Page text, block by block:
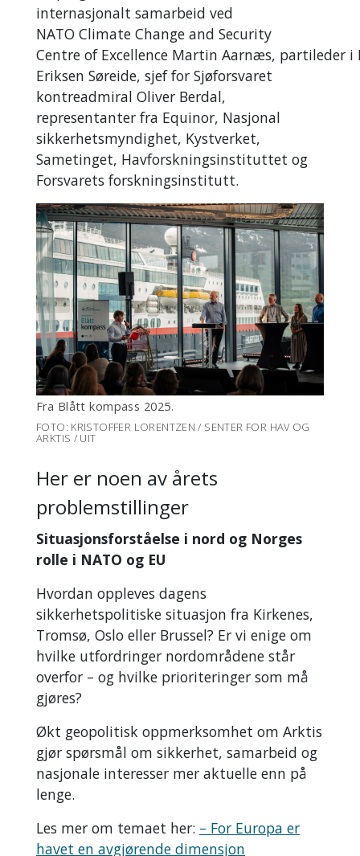
internasjonalt samarbeid ved
NATO Climate Change and Security
Centre of Excellence Martin Aarnæs, partileder i
Eriksen Søreide, sjef for Sjøforsvaret
kontreadmiral Oliver Berdal,
representanter fra Equinor, Nasjonal
sikkerhetsmyndighet, Kystverket,
Sametinget, Havforskningsinstituttet og
Forsvarets forskningsinstitutt.
Fra Blått kompass 2025.
FOTO: KRISTOFFER LORENTZEN / SENTER FOR HAV OG
ARKTIS / UIT
Her er noen av årets
problemstillinger
Situasjonsforståelse i nord og Norges
rolle i NATO og EU
Hvordan oppleves dagens
sikkerhetspolitiske situasjon fra Kirkenes,
Tromsø, Oslo eller Brussel? Er vi enige om
hvilke utfordringer nordområdene står
overfor – og hvilke prioriteringer som må
gjøres?
Økt geopolitisk oppmerksomhet om Arktis
gjør spørsmål om sikkerhet, samarbeid og
nasjonale interesser mer aktuelle enn på
lenge.
Les mer om temaet her: – For Europa er
havet en avgjørende dimensjon